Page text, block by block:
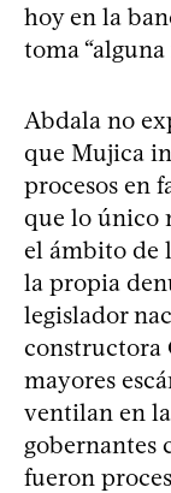
hoy en la
toma “alguna
Abdala no
que Mujica
procesos en
que lo único
el ámbito de
la propia
legislador
constructora
mayores
ventilan en
gobernantes
fueron